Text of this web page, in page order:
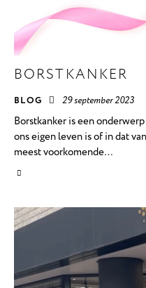
BORSTKANKER
BLOG 29 september 2023
Borstkanker is een
ons eigen leven is of in dat
meest voorkomende…